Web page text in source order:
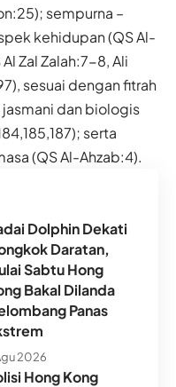
sempurna –
kehidupan (QS Al-
Zal Zalah:7-8, Ali
sesuai dengan fitrah
dan biologis
serta
(QS Al-Ahzab:4).
Dolphin Dekati
Daratan,
Sabtu Hong
Bakal Dilanda
Panas
2026
Hong Kong